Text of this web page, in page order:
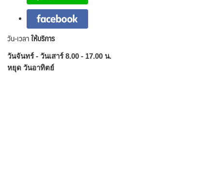
วัน-เวลาให้บริการ
วันจันทร์ - วันเสาร์ 8.00 - 17.00 น.
หยุด วันอาทิตย์